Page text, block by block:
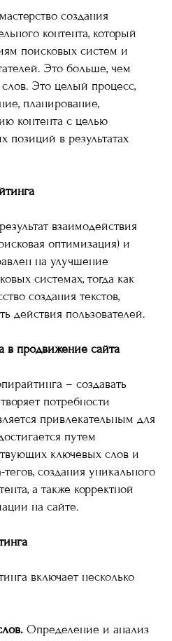
создания
контента, который
поисковых систем и
Это больше, чем
Это целый процесс,
планирование,
контента с целью
в результатах
взаимодействия
оптимизация) и
на улучшение
системах, тогда как
создания текстов,
действия пользователей.
в продвижение сайта
– создавать
потребности
привлекательным для
путем
ключевых слов и
создания уникального
а также корректной
на сайте.
включает несколько
Определение и анализ